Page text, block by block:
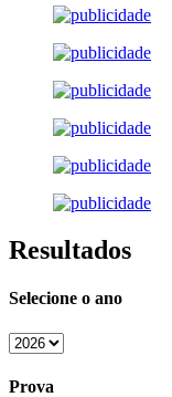
Resultados
Selecione o ano
Prova